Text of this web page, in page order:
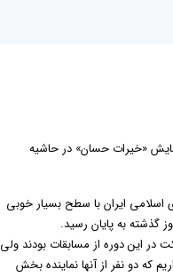
«خیرات حسان» در حاشیه
اسلامی ایران با سطح بسیار خوبی
گذشته به پایان رسید.
تصریح کرد: از ابتدای کار 110 کشور دنیا متقاضی شرکت در این دوره از مسابقات بودند ولی
به ایران آمدند. عبدالهیان خبر داد: در بخش بانوان 36 نفر متسابق داریم که دو نفر از آنها نماینده بخش